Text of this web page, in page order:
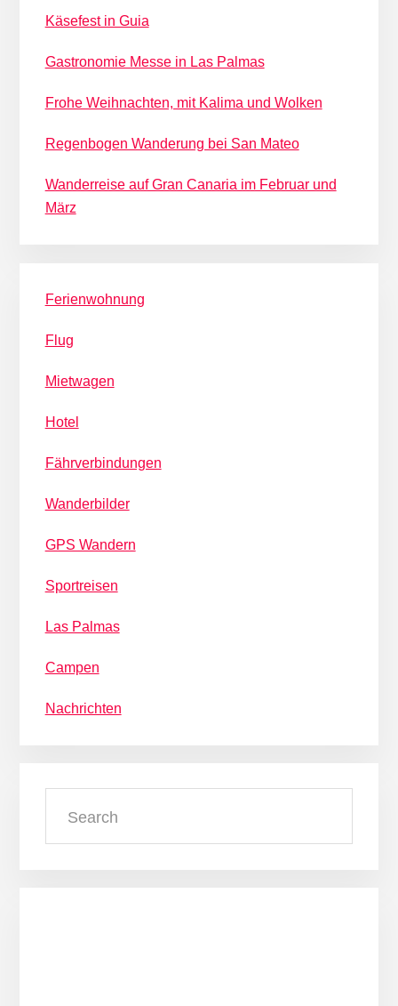
Käsefest in Guia
Gastronomie Messe in Las Palmas
Frohe Weihnachten, mit Kalima und Wolken
Regenbogen Wanderung bei San Mateo
Wanderreise auf Gran Canaria im Februar und
März
Ferienwohnung
Flug
Mietwagen
Hotel
Fährverbindungen
Wanderbilder
GPS Wandern
Sportreisen
Las Palmas
Campen
Nachrichten